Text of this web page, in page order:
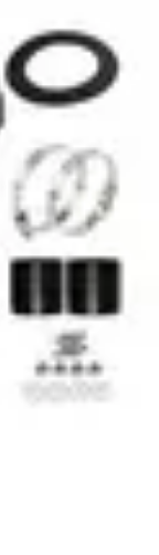
LodówkiPorady